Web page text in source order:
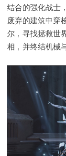
结合的强化战士
废弃的建筑中穿
尔，寻找拯救世
相，并终结机械